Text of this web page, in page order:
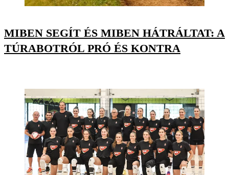
MIBEN SEGÍT ÉS MIBEN HÁTRÁLTAT: A
TÚRABOTRÓL PRÓ ÉS KONTRA